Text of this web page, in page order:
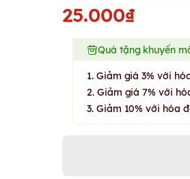
25.000₫
Quà tặng khuyến
1. Giảm giá 3% với
2. Giảm giá 7% với
3. Giảm 10% với hóa